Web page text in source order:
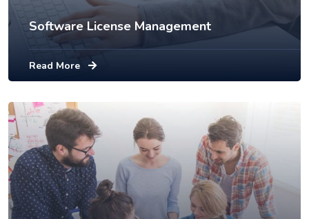
Software License Management
Read More